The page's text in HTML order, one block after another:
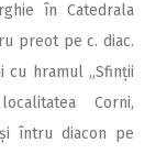
în Catedrala
preot pe c. diac.
cu hramul „Sfinții
Corni,
întru diacon pe